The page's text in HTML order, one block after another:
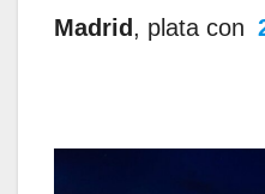
Madrid , plata con